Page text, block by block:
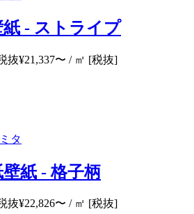
- ストライプ
抜¥21,337〜 / ㎡ [税抜]
タ
紙 - 格子柄
抜¥22,826〜 / ㎡ [税抜]